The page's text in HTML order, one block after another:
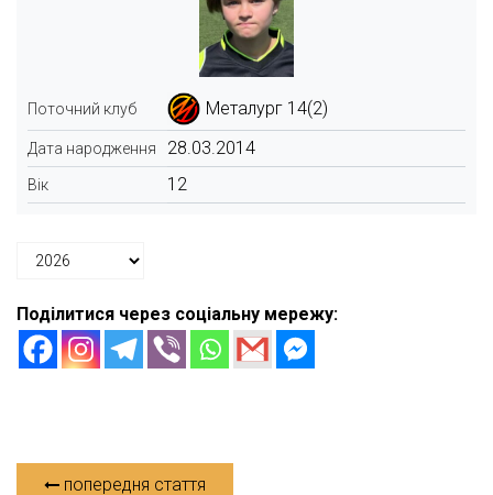
Поточний клуб Металург 14(2)
Дата народження 28.03.2014
Вік 12
Поділитися через соціальну мережу:
попередня стаття